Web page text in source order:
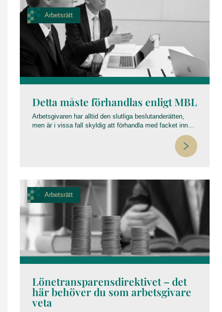
Arbetsrätt
Detta måste förhandlas enligt MBL
Arbetsgivaren har alltid den slutliga beslutanderätten,
men är i vissa fall skyldig att förhandla med facket innan
Arbetsrätt
Lönetransparensdirektivet – det
här behöver du som arbetsgivare
veta